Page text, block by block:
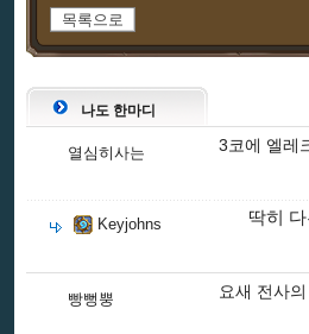
목록으로
나도 한마디
열심히사는 3코에 엘레
Keyjohns 딱히
빵뻥뿡 요새 전사